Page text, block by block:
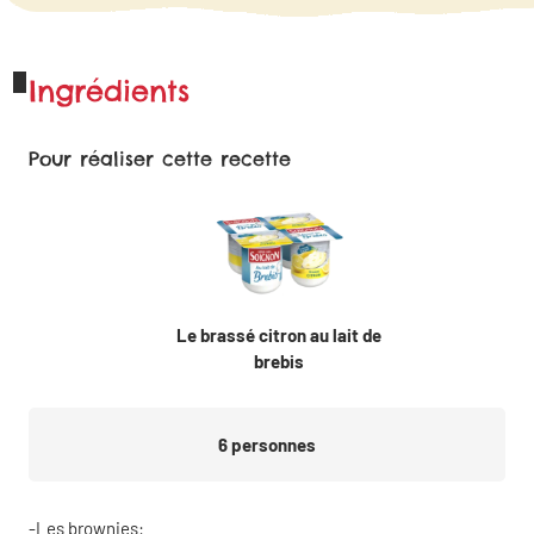
Ingrédients
Pour réaliser cette recette
Le brassé citron au lait de
brebis
6personnes
Les brownies: